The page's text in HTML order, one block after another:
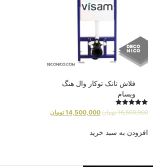
فلاش تانک توکار وال هنگ
ویسام
امتیاز
16,500,000 تومان 14,500,000 تومان
افزودن به سبد خرید